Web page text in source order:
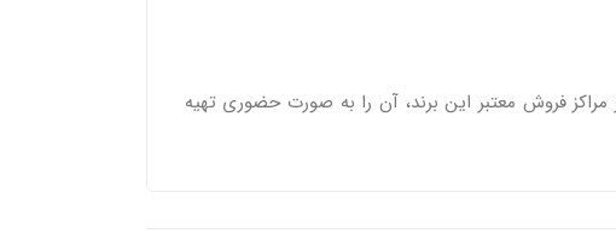
فروش معتبر این برند، آن را به صورت حضوری تهیه